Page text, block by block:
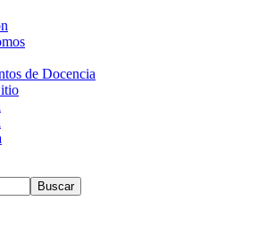
de Docencia